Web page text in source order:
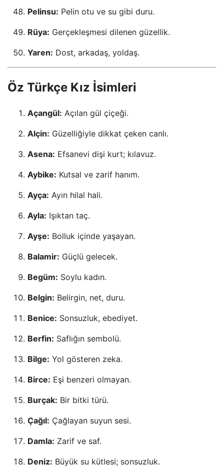
Pelinsu: Pelin otu ve su gibi duru.
Rüya: Gerçekleşmesi dilenen güzellik.
Yaren: Dost, arkadaş, yoldaş.
Öz Türkçe Kız İsimleri
Açangül: Açılan gül çiçeği.
Alçin: Güzelliğiyle dikkat çeken canlı.
Asena: Efsanevi dişi kurt; kılavuz.
Aybike: Kutsal ve zarif hanım.
Ayça: Ayın hilal hali.
Ayla: Işıktan taç.
Ayşe: Bolluk içinde yaşayan.
Balamir: Güçlü gelecek.
Begüm: Soylu kadın.
Belgin: Belirgin, net, duru.
Benice: Sonsuzluk, ebediyet.
Berfin: Saflığın sembolü.
Bilge: Yol gösteren zeka.
Birce: Eşi benzeri olmayan.
Burçak: Bir bitki türü.
Çağıl: Çağlayan suyun sesi.
Damla: Zarif ve saf.
Deniz: Büyük su kütlesi; sonsuzluk.